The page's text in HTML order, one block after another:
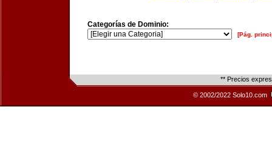
Categorías de Dominio:
[Pág.
** Precios
© 2002/2022 Solo10.com